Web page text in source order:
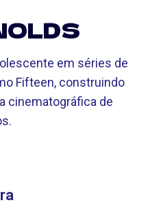
em séries de
Fifteen, construindo
cinematográfica de